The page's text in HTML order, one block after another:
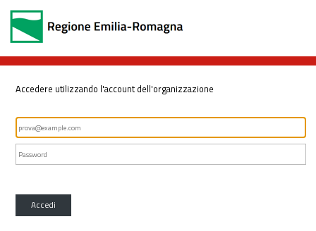
Accedere utilizzando l'account dell'organizzazione
Accedi